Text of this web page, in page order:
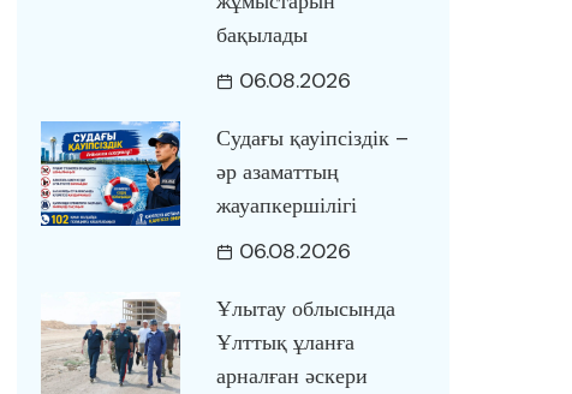
бақылады
06.08.2026
Судағы қауіпсіздік –
әр азаматтың
жауапкершілігі
06.08.2026
Ұлытау облысында
Ұлттық ұланға
арналған әскери